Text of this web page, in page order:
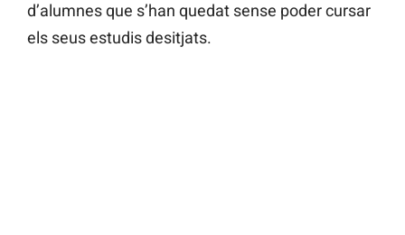
d’alumnes que s’han quedat sense poder cursar
els seus estudis desitjats.